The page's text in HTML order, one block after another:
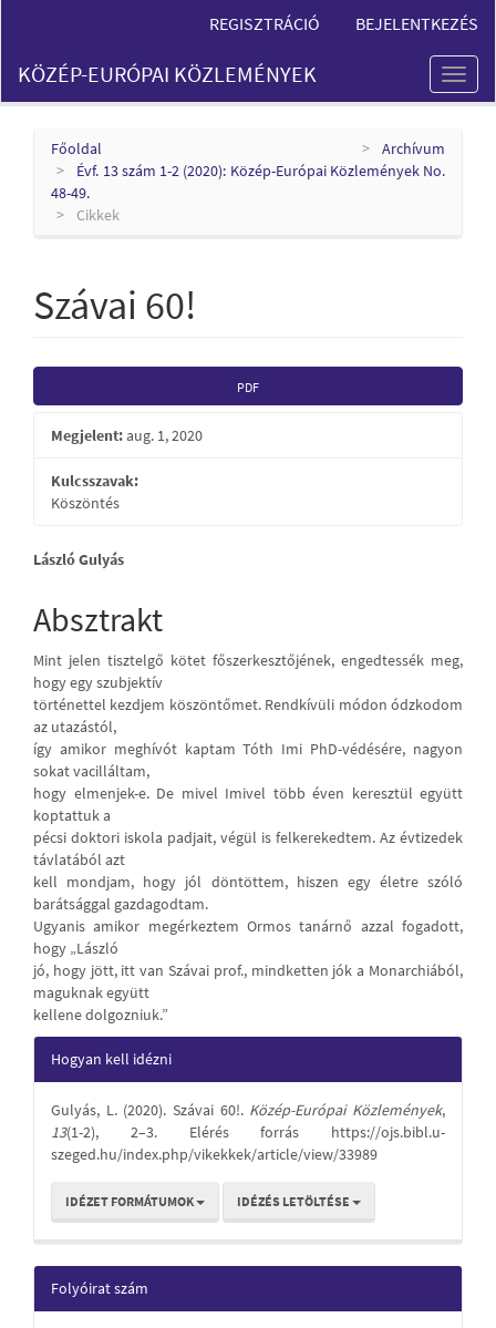
Content
Sidebar
REGISZTRÁCIÓ BEJELENTKEZÉS
Toggle
KÖZÉP-EURÓPAI KÖZLEMÉNYEK
Főoldal
Archívum
Évf. 13 szám 1-2 (2020): Közép-Európai Közlemények No.
48-49.
Cikkek
Szávai 60!
Article
Sidebar
PDF
Megjelent:aug. 1, 2020
Kulcsszavak:
Köszöntés
Main
Article
Content
László Gulyás
Absztrakt
Mint jelen tisztelgő kötet főszerkesztőjének, engedtessék meg,
hogy egy szubjektív
történettel kezdjem köszöntőmet. Rendkívüli módon ódzkodom
az utazástól,
így amikor meghívót kaptam Tóth Imi PhD-védésére, nagyon
sokat vacilláltam,
hogy elmenjek-e. De mivel Imivel több éven keresztül együtt
koptattuk a
pécsi doktori iskola padjait, végül is felkerekedtem. Az évtizedek
távlatából azt
kell mondjam, hogy jól döntöttem, hiszen egy életre szóló
barátsággal gazdagodtam.
Ugyanis amikor megérkeztem Ormos tanárnő azzal fogadott,
hogy „László
jó, hogy jött, itt van Szávai prof., mindketten jók a Monarchiából,
maguknak együtt
kellene dolgozniuk.”
Article
Details
Hogyan kell idézni
Gulyás, L. (2020). Szávai 60!. Közép-Európai Közlemények,
13(1-2), 2–3. Elérés forrás https://ojs.bibl.u-
szeged.hu/index.php/vikekkek/article/view/33989
IDÉZET FORMÁTUMOK IDÉZÉS LETÖLTÉSE
Folyóirat szám